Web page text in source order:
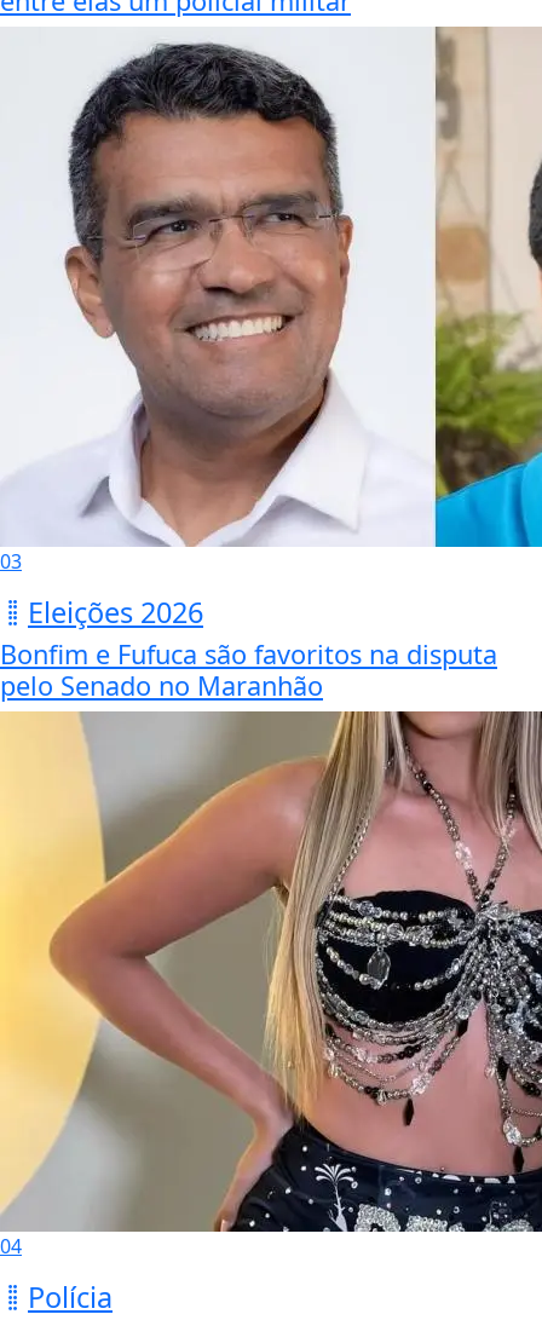
03
Eleições 2026
Bonfim e Fufuca são favoritos na disputa
pelo Senado no Maranhão
04
Polícia